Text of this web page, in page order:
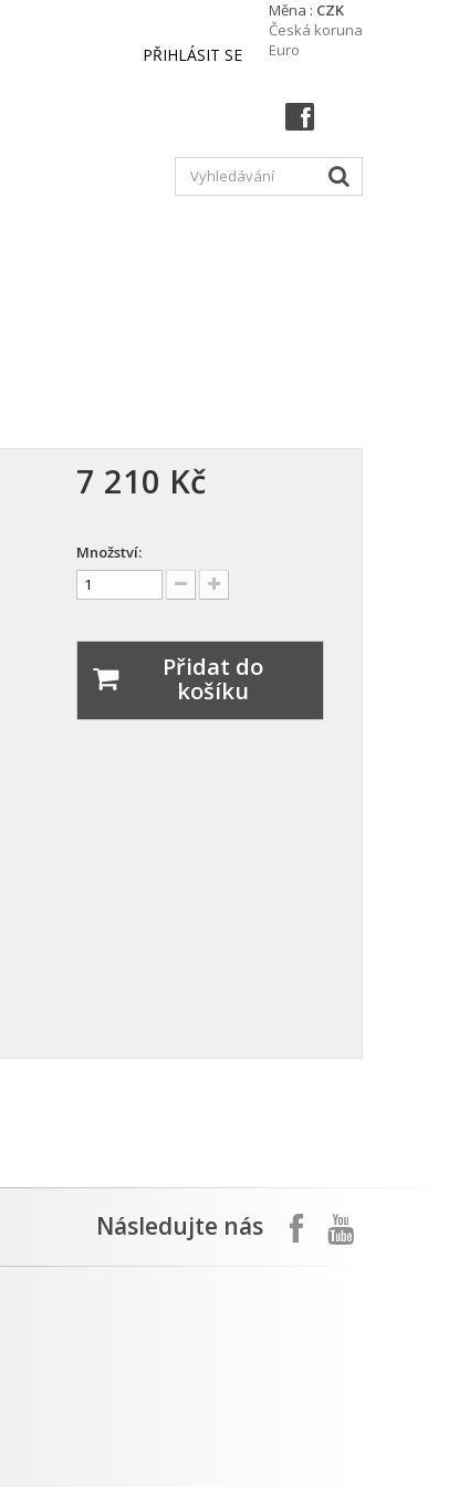
PŘIHLÁSIT SE
Měna : CZK
Česká koruna
Euro
7 210 Kč
Množství:
Přidat do
košíku
Následujte nás